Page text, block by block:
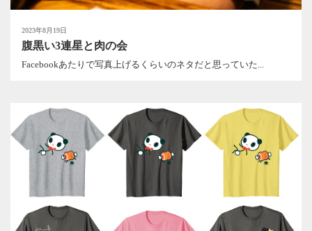
2023年8月19日
腹黒い3連星と肉の会
Facebookあたりで写真上げるくらいのネタだと思っていた...